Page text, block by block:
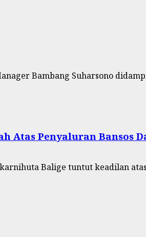
Bambang Suharsono
Penyaluran Bansos
Balige tuntut keadilan